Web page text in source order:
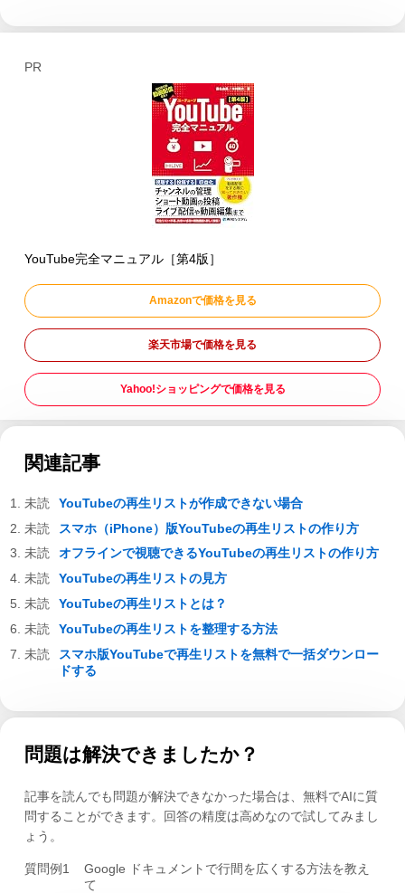
PR
YouTube完全マニュアル［第4版］
Amazonで価格を見る
楽天市場で価格を見る
Yahoo!ショッピングで価格を見る
関連記事
YouTubeの再生リストが作成できない場合
スマホ（iPhone）版YouTubeの再生リストの作り方
オフラインで視聴できるYouTubeの再生リストの作り方
YouTubeの再生リストの見方
YouTubeの再生リストとは？
YouTubeの再生リストを整理する方法
スマホ版YouTubeで再生リストを無料で一括ダウンロー
ドする
問題は解決できましたか？
記事を読んでも問題が解決できなかった場合は、無料でAIに質
問することができます。回答の精度は高めなので試してみまし
ょう。
質問例1
Google ドキュメントで行間を広くする方法を教え
て